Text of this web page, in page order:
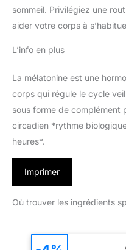
sommeil. Privilégiez une
aider votre corps à
L’info en plus
La mélatonine est une
corps qui régule le cycle
sous forme de complément
circadien *rythme
heures*.
Imprimer
Où trouver les ingrédients